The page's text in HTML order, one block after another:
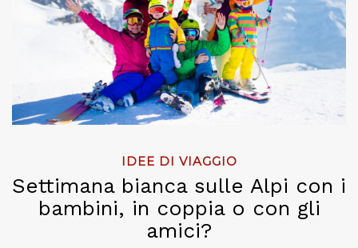
IDEE DI VIAGGIO
Settimana bianca sulle Alpi con i
bambini, in coppia o con gli
amici?